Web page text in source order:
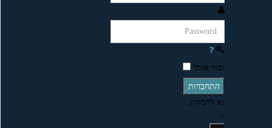
זכור אותי
התחברות
נא להמתין...
×